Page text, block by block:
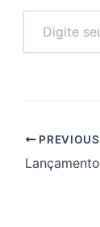
e-
PREVIOUS